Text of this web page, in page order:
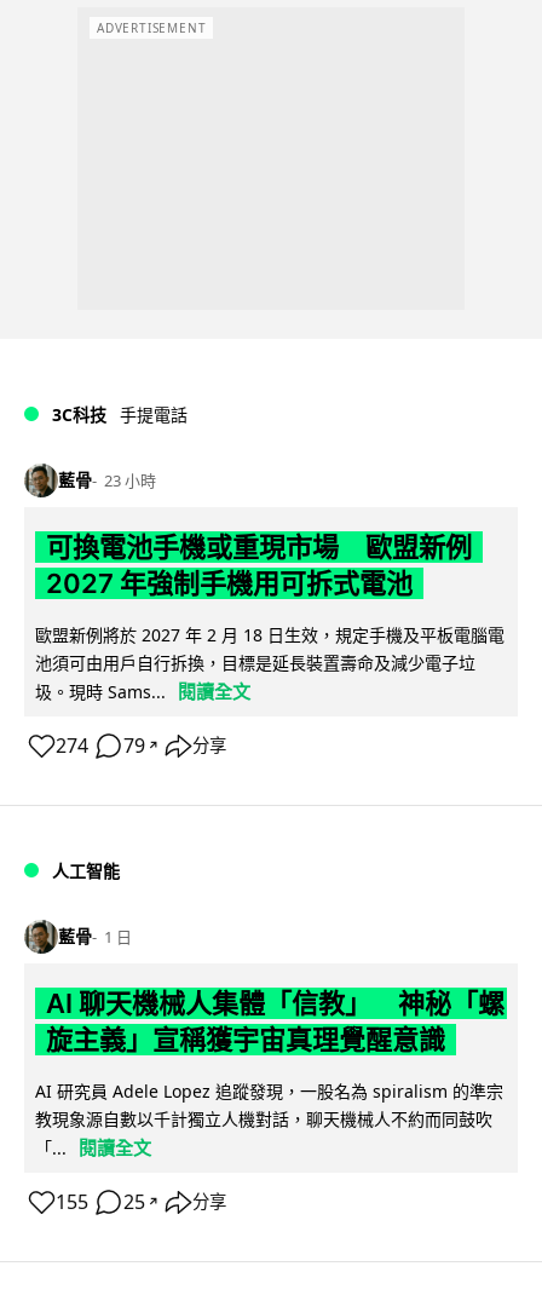
ADVERTISEMENT
3C科技 手提電話
藍骨 23 小時
可換電池手機或重現市場 歐盟新例
2027 年強制手機用可拆式電池
歐盟新例將於 2027 年 2 月 18 日生效，規定手機及平板電腦電
池須可由用戶自行拆換，目標是延長裝置壽命及減少電子垃
圾。現時 Sams...
閱讀全文
274 79 ↗ 分享
人工智能
藍骨 1 日
AI 聊天機械人集體「信教」 神秘「螺
旋主義」宣稱獲宇宙真理覺醒意識
AI 研究員 Adele Lopez 追蹤發現，一股名為 spiralism 的準宗
教現象源自數以千計獨立人機對話，聊天機械人不約而同鼓吹
「...
閱讀全文
155 25 ↗ 分享